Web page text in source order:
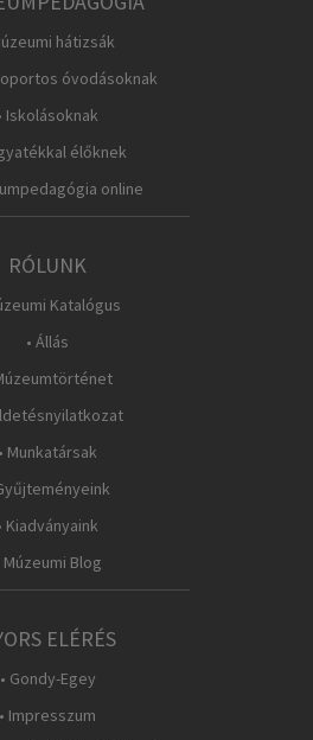
hátizsák
óvodásoknak
Iskolásoknak
élőknek
online
RÓLUNK
Katalógus
• Állás
• Munkatársak
Kiadványaink
Múzeumi Blog
ELÉRÉS
• Gondy-Egey
• Impresszum